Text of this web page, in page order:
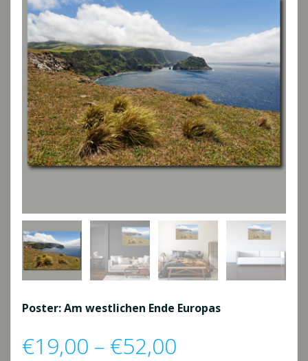
Poster: Am westlichen Ende Europas
€19,00 – €52,00